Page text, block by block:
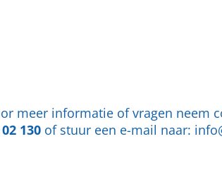
meer informatie of vragen neem
130of stuur een e-mail naar: